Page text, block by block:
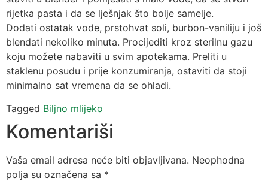
rijetka pasta i da se lješnjak što bolje samelje.
Dodati ostatak vode, prstohvat soli, burbon-vaniliju i još
blendati nekoliko minuta. Procijediti kroz sterilnu gazu
koju možete nabaviti u svim apotekama. Preliti u
staklenu posudu i prije konzumiranja, ostaviti da stoji
minimalno sat vremena da se ohladi.
Tagged Biljno mlijeko
Komentariši
Vaša email adresa neće biti objavljivana. Neophodna
polja su označena sa *